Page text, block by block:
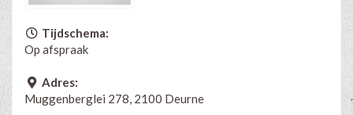
Tijdschema:
Op afspraak
Adres:
Muggenberglei 278, 2100 Deurne